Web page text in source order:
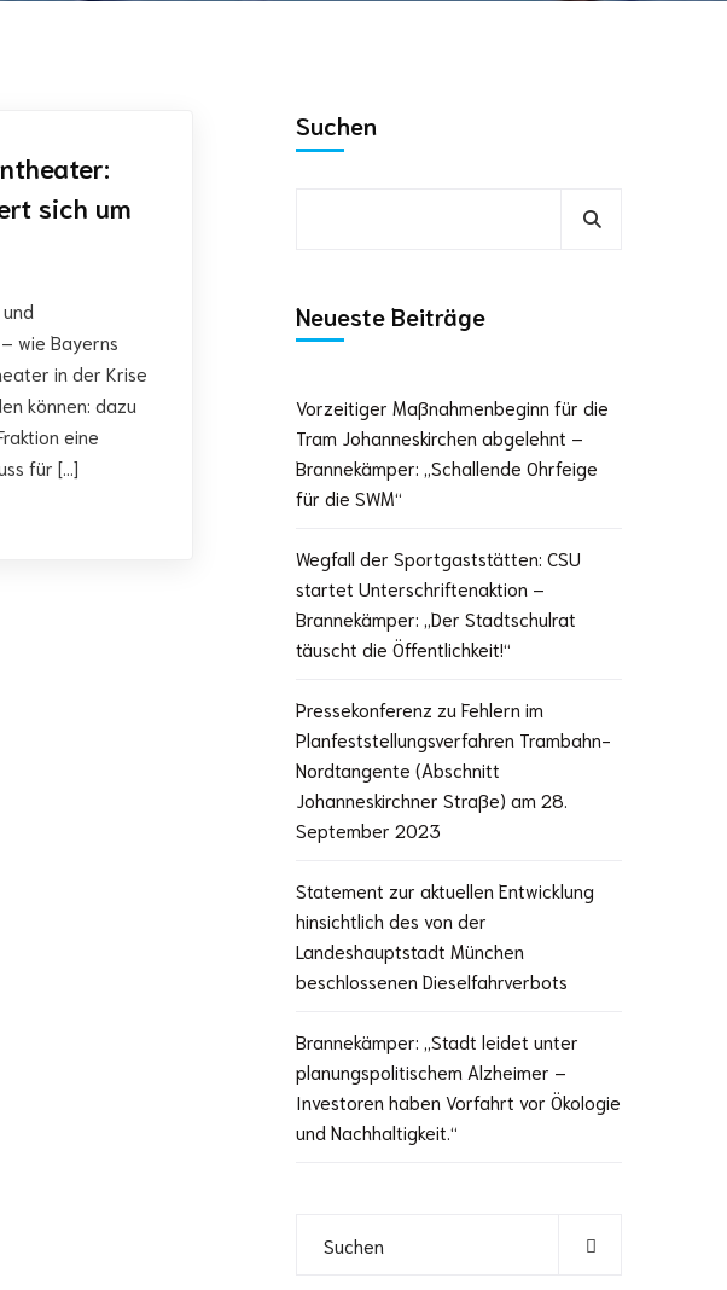
sich um
wie Bayerns
in der Krise
können: dazu
eine
für […]
Suchen
Neueste Beiträge
Vorzeitiger Maßnahmenbeginn für die
Tram Johanneskirchen abgelehnt –
Brannekämper: „Schallende Ohrfeige
für die SWM“
Wegfall der Sportgaststätten: CSU
startet Unterschriftenaktion –
Brannekämper: „Der Stadtschulrat
täuscht die Öffentlichkeit!“
Pressekonferenz zu Fehlern im
Planfeststellungsverfahren Trambahn-
Nordtangente (Abschnitt
Johanneskirchner Straße) am 28.
September 2023
Statement zur aktuellen Entwicklung
hinsichtlich des von der
Landeshauptstadt München
beschlossenen Dieselfahrverbots
Brannekämper: „Stadt leidet unter
planungspolitischem Alzheimer –
Investoren haben Vorfahrt vor Ökologie
und Nachhaltigkeit.“